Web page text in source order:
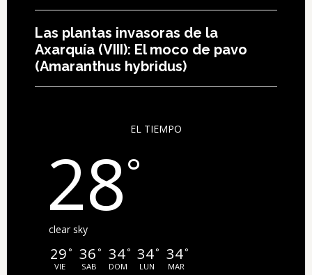
Las plantas invasoras de la
Axarquía (VIII): El moco de pavo
(Amaranthus hybridus)
EL TIEMPO
28°
clear sky
29 °
VIE
36 °
SAB
34°
DOM
34°
LUN
34°
MAR